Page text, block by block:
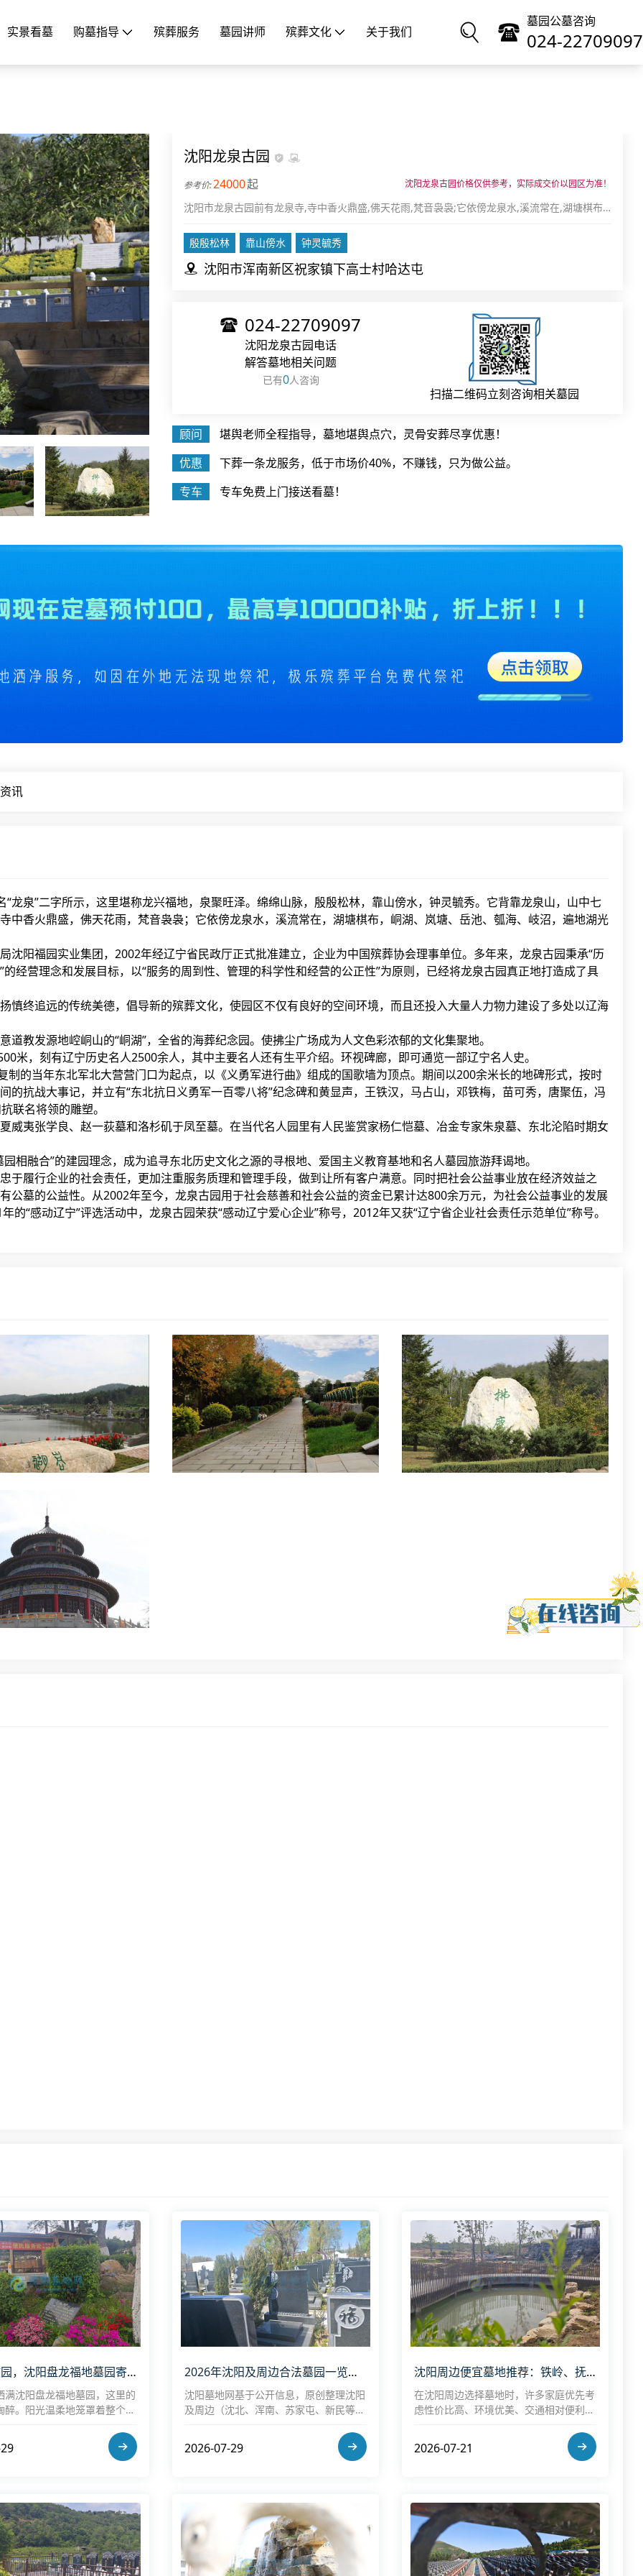
实景看墓 购墓指导 殡葬服务 墓园讲师 殡葬文化 关于我们
墓园公墓咨询
024-22709097
沈阳龙泉古园
24000起 沈阳龙泉古园价格仅供参考，实际成交价以园区为准！
沈阳市龙泉古园前有龙泉寺,寺中香火鼎盛,佛天花雨,梵音袅袅;它依傍龙泉水,溪流常在,湖塘棋布,
殷殷松林
靠山傍水 钟灵毓秀
沈阳市浑南新区祝家镇下高士村哈达屯
024-22709097
沈阳龙泉古园电话
解答墓地相关问题
已有0人咨询
扫描二维码立刻咨询相关墓园
顾问
堪舆老师全程指导，墓地堪舆点穴，灵骨安葬尽享优惠！
优惠
下葬一条龙服务，低于市场价40%，不赚钱，只为做公益。
专车
专车免费上门接送看墓！
讯
龙泉”二字所示，这里堪称龙兴福地，泉聚旺泽。绵绵山脉，殷殷松林，靠山傍水，钟灵毓秀。它背靠龙泉山，山中七
中香火鼎盛，佛天花雨，梵音袅袅；它依傍龙泉水，溪流常在，湖塘棋布，峒湖、岚塘、岳池、瓠海、岐沼，遍地湖光
福园实业集团，2002年经辽宁省民政厅正式批准建立，企业为中国殡葬协会理事单位。多年来，龙泉古园秉承“历
经营理念和发展目标，以“服务的周到性、管理的科学性和经营的公正性”为原则，已经将龙泉古园真正地打造成了具
追远的传统美德，倡导新的殡葬文化，使园区不仅有良好的空间环境，而且还投入大量人力物力建设了多处以辽海
发源地崆峒山的“峒湖”，全省的海葬纪念园。使拂尘广场成为人文色彩浓郁的文化集聚地。
，刻有辽宁历史名人2500余人，其中主要名人还有生平介绍。环视碑廊，即可通览一部辽宁名人史。
当年东北军北大营营门口为起点，以《义勇军进行曲》组成的国歌墙为顶点。期间以200余米长的地碑形式，按时
抗战大事记，并立有“东北抗日义勇军一百零八将”纪念碑和黄显声，王铁汉，马占山，邓铁梅，苗可秀，唐聚伍，冯
联名将领的雕塑。
张学良、赵一荻墓和洛杉矶于凤至墓。在当代名人园里有人民鉴赏家杨仁恺墓、冶金专家朱泉墓、东北沦陷时期女
融合”的建园理念，成为追寻东北历史文化之源的寻根地、爱国主义教育基地和名人墓园旅游拜谒地。
行企业的社会责任，更加注重服务质理和管理手段，做到让所有客户满意。同时把社会公益事业放在经济效益之
公墓的公益性。从2002年至今，龙泉古园用于社会慈善和社会公益的资金已累计达800余万元，为社会公益事业的发展
“感动辽宁”评选活动中，龙泉古园荣获“感动辽宁爱心企业”称号，2012年又获“辽宁省企业社会责任示范单位”称号。
碧山映故园，沈阳盘龙福地墓园寄哀思
满沈阳盘龙福地墓园，这里的
醉。阳光温柔地笼罩着整个园
2026年沈阳及周边合法墓园一览表：正规有手续的公墓推荐指南
沈阳墓地网基于公开信息，原创整理沈阳
及周边（沈北、浑南、苏家屯、新民等）
格（2026年数据为约数，实际以园区为
准，可能含优惠或惠民补贴）及选购建
2026-07-29
沈阳周边便宜墓地推荐：铁岭、抚顺、本溪低价公墓价格对比（附交通指南）
在沈阳周边选择墓地时，许多家庭优先考
虑性价比高、环境优美、交通相对便利的
市圈的重要组成部分，拥有多家正规经营
性或公益性公墓，价格普遍低于沈阳主城
2026-07-21